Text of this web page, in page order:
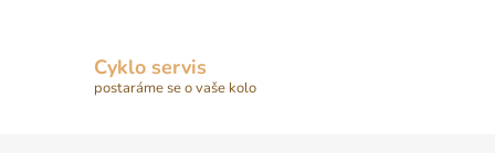
Cyklo servis
postaráme se o vaše kolo